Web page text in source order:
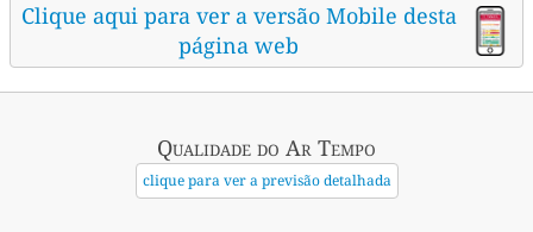
Clique aqui para ver a versão Mobile desta
página web
Qualidade do Ar Tempo
clique para ver a previsão detalhada